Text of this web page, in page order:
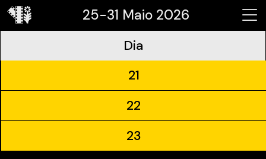
25-31 Maio 2026
Dia
21
22
23